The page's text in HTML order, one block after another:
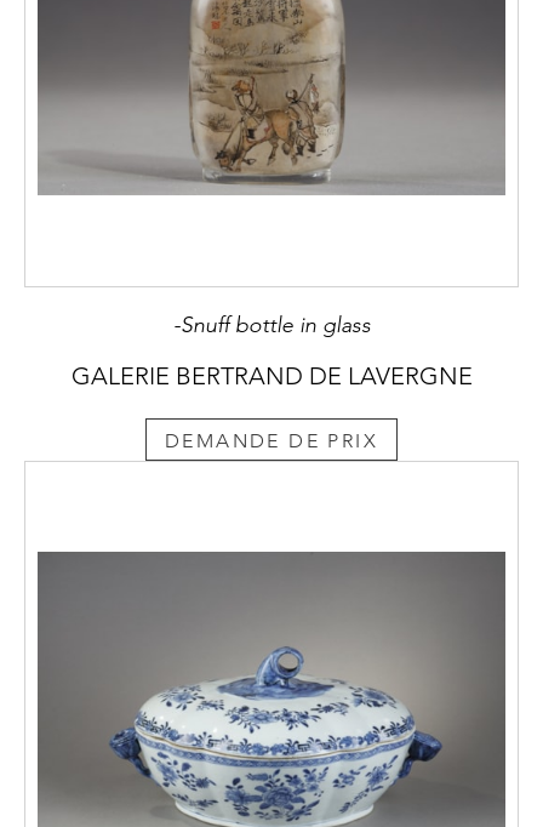
-Snuff bottle in glass
GALERIE BERTRAND DE LAVERGNE
DEMANDE DE PRIX